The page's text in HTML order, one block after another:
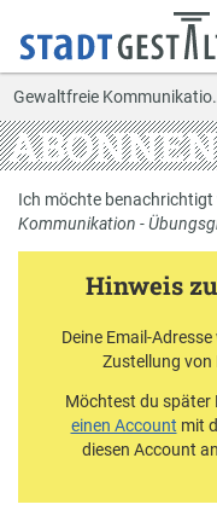
Gewaltfreie
Ich möchte benachrichtigt
Kommunikation -
Hinweis
Deine Email-
Zustellung
Möchtest du später
einen Account mit
diesen Account